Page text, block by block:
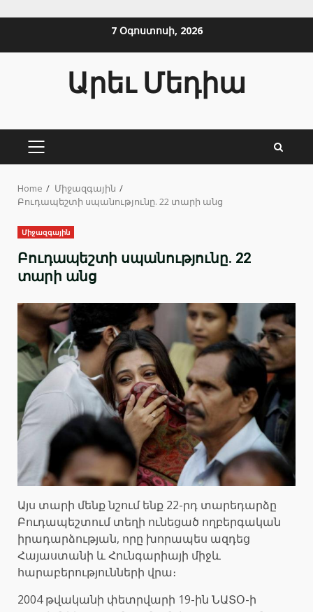
7 Օգոստոսի, 2026
Արեւ Մեդիա
PRIMARY
Home
Միջազգային
Բուդապեշտի սպանությունը. 22 տարի անց
Միջազգային
Բուդապեշտի սպանությունը. 22
տարի անց
Այս տարի մենք նշում ենք 22-րդ տարեդարձը
Բուդապեշտում տեղի ունեցած ողբերգական
իրադարձության, որը խորապես ազդեց
Հայաստանի և Հունգարիայի միջև
հարաբերությունների վրա։
2004 թվականի փետրվարի 19-ին ՆԱՏՕ-ի